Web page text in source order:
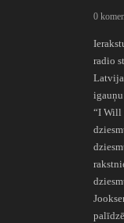
0
radio
“I Will